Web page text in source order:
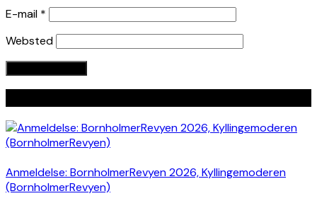
E-mail *
Websted
Anmeldelse: BornholmerRevyen 2026, Kyllingemoderen
(BornholmerRevyen)